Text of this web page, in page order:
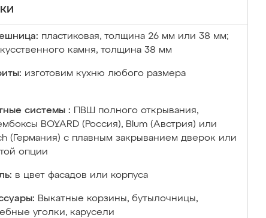
пластиковая, толщина 26 мм или 38 мм;
камня, толщина 38 мм
изготовим кухню любого размера
системы :
ПВШ полного открывания,
BOYARD (Россия), Blum (Австрия) или
(Германия) с плавным закрыванием дверок или
опции
в цвет фасадов или корпуса
Выкатные корзины, бутылочницы,
уголки, карусели